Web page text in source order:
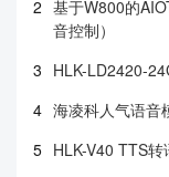
2 基于W800的
音控制）
3 HLK-LD2420-
4 海凌科人气语音
5 HLK-V40 TTS